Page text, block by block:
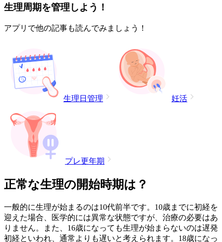
生理周期を管理しよう！
アプリで他の記事も読んでみましょう！
生理日管理 妊活
プレ更年期
正常な生理の開始時期は？
一般的に生理が始まるのは10代前半です。10歳までに初経を
迎えた場合、医学的には異常な状態ですが、治療の必要はあ
りません。また、16歳になっても生理が始まらないのは遅発
初経といわれ、通常よりも遅いと考えられます。18歳になっ